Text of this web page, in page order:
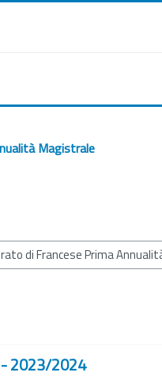
Magistrale
2023/2024